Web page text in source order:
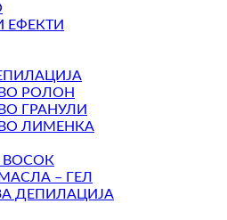
ЕФЕКТИ
РОЛОН
ГРАНУЛИ
ЛИМЕНКА
ВОСОК
– ГЕЛ
ДЕПИЛАЦИЈА